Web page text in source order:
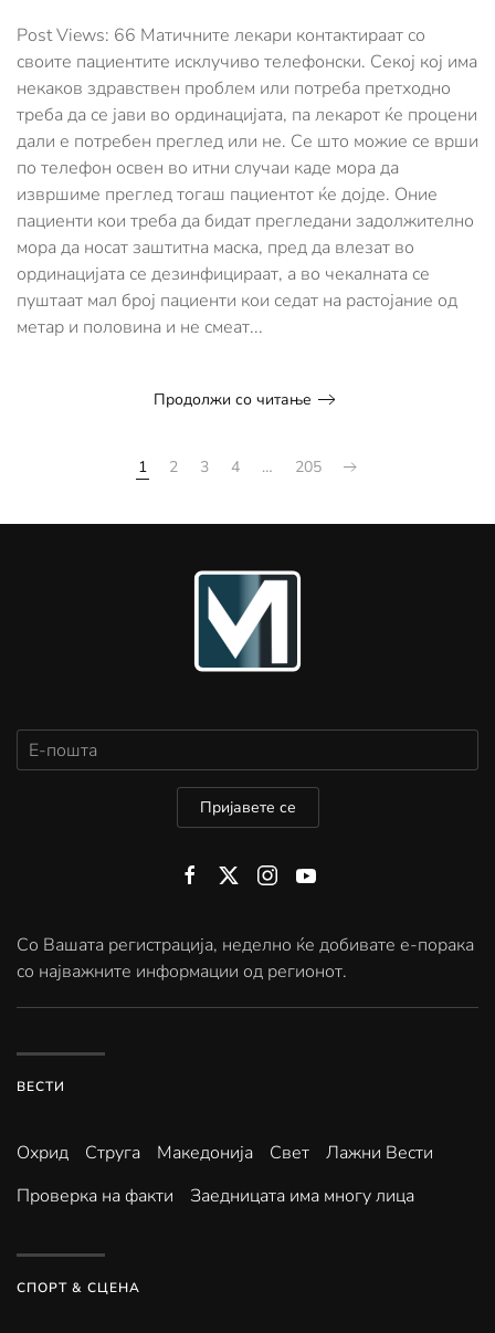
контактираат
своите
пациентите
исклучиво
телефонски
Post Views: 66 Матичните лекари контактираат со
своите пациентите исклучиво телефонски. Секој кој има
некаков здравствен проблем или потреба претходно
треба да се јави во ординацијата, па лекарот ќе процени
дали е потребен преглед или не. Се што можие се врши
по телефон освен во итни случаи каде мора да
извршиме преглед тогаш пациентот ќе дојде. Оние
пациенти кои треба да бидат прегледани задолжително
мора да носат заштитна маска, пред да влезат во
ординацијата се дезинфицираат, а во чекалната се
пуштаат мал број пациенти кои седат на растојание од
метар и половина и не смеат...
Продолжи со читање
1 2 3 4 … 205
Пријавете се
Со Вашата регистрација, неделно ќе добивате е-порака
со најважните информации од регионот.
ВЕСТИ
Охрид Струга Македонија Свет
Лажни Вести
Проверка на факти
Заедницата има многу лица
СПОРТ & СЦЕНА